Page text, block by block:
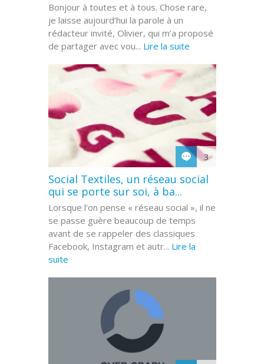
Bonjour à toutes et à tous. Chose rare,
je laisse aujourd’hui la parole à un
rédacteur invité, Olivier, qui m’a proposé
de partager avec vou... Lire la suite
3
Social Textiles, un réseau social
qui se porte sur soi, à ba...
Lorsque l’on pense « réseau social », il ne
se passe guère beaucoup de temps
avant de se rappeler des classiques
Facebook, Instagram et autr... Lire la
suite